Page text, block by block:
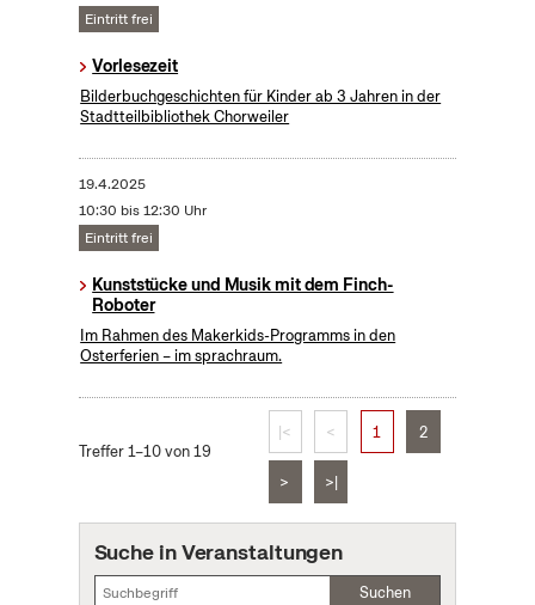
Eintritt frei
Vorlesezeit
Bilderbuchgeschichten für Kinder ab 3 Jahren in der
Stadtteilbibliothek Chorweiler
19.4.2025
10:30 bis 12:30 Uhr
Eintritt frei
Kunststücke und Musik mit dem Finch-
Roboter
Im Rahmen des Makerkids-Programms in den
Osterferien – im sprachraum.
Treffer 1–10 von 19
|< < 1 2
> >|
Suche in Veranstaltungen
Suchen